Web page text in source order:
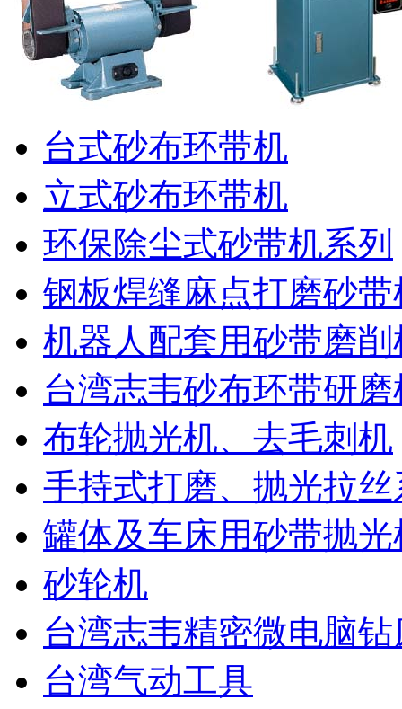
台式砂布环带机
立式砂布环带机
环保除尘式砂带机系列
钢板焊缝麻点打磨砂带
机器人配套用砂带磨削
台湾志韦砂布环带研磨
布轮抛光机、去毛刺机
手持式打磨、抛光拉丝
罐体及车床用砂带抛光
砂轮机
台湾志韦精密微电脑钻
台湾气动工具
上海賀森機電設備有限公司
位於上海市松江區，為專業
、精密微電腦鑽床、攻牙機
等工具機研發、生產、銷售